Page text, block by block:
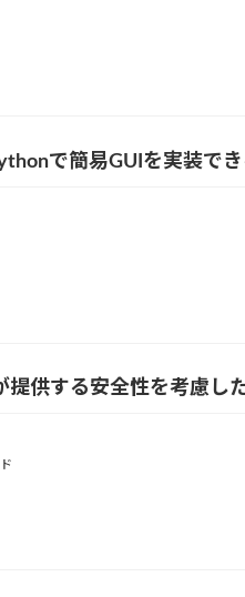
で簡易GUIを実装で
提供する安全性を考慮し